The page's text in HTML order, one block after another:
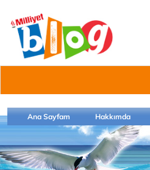
Ana Sayfam Hakkımda